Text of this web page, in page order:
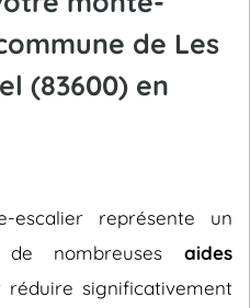
de Les
(83600) en
escalier représente un
nombreuses aides
réduire significativement